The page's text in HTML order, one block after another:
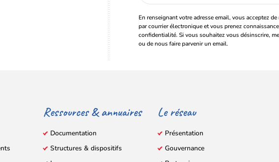
En renseignant votre adresse email, vous acceptez
par courrier électronique et vous prenez
confidentialité. Si vous souhaitez vous désinscrire,
ou de nous faire parvenir un email.
Ressources & annuaires
Documentation
Structures & dispositifs
Le réseau
Présentation
Gouvernance